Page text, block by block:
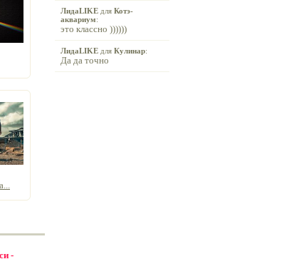
-
ЛидаLIKE для Котэ-
аквариум:
это классно ))))))
ЛидаLIKE для Кулинар:
Да да точно